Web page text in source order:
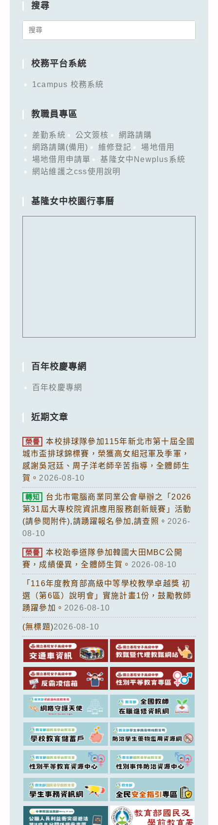
搜尋
Search
校務平台系統
1campus 校務系統
教職員專區
差勤系統 公文簽核
網路請購
網路請購(備用)
維修登記
場地借用
場地借用申請單
基隆女中Newplus系統
網站維護之css使用說明
基隆女中校園行事曆
百年校慶專網
百年校慶專網
近期文章
榮譽
本校排球隊參加115年新北市第十屆全國
城市盃排球錦標賽，榮獲高女組冠軍及季軍，
感謝吳冠廷、周子洋老師辛苦指導，全體師生
賀。 2026-08-10
轉知
台北市電腦商業同業公會舉辦之「2026
第31屆大專校院資訊應用服務創新競賽」活動
(請參閱附件),請踴躍報名參加,請查照。 2026-
08-10
榮譽
本校跆拳道隊參加韓國大田MBC公開
賽，成績優異，全體師生賀。 2026-08-10
「116年度教育部高級中等學校教學卓越獎 初
選（第6區）說明會」實施計畫1份，鼓勵教師
踴躍參加。 2026-08-10
(無標題)2026-08-10